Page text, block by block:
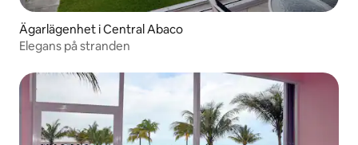
Ägarlägenhet i Central Abaco
Elegans på stranden